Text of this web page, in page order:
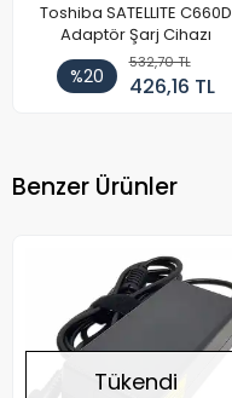
Toshiba SATELLITE C660D
Adaptör Şarj Cihazı
%20
532,70 TL
426,16 TL
Benzer Ürünler
Tükendi